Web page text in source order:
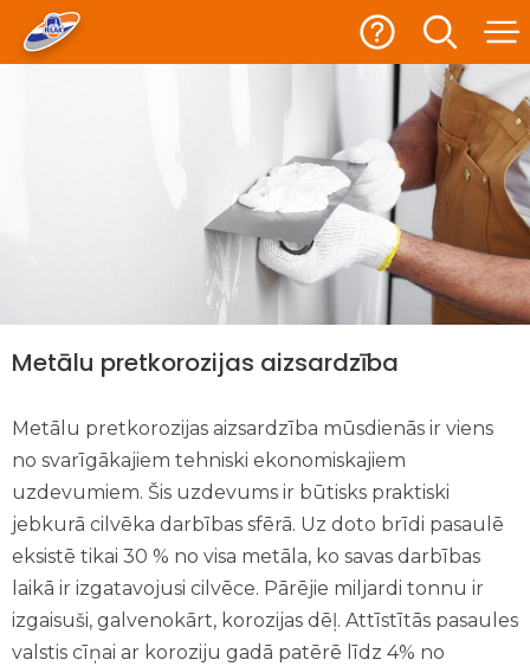
Metālu pretkorozijas aizsardzība
Metālu pretkorozijas aizsardzība mūsdienās ir viens
no svarīgākajiem tehniski ekonomiskajiem
uzdevumiem. Šis uzdevums ir būtisks praktiski
jebkurā cilvēka darbības sfērā. Uz doto brīdi pasaulē
eksistē tikai 30 % no visa metāla, ko savas darbības
laikā ir izgatavojusi cilvēce. Pārējie miljardi tonnu ir
izgaisuši, galvenokārt, korozijas dēļ. Attīstītās pasaules
valstis cīņai ar koroziju gadā patērē līdz 4% no